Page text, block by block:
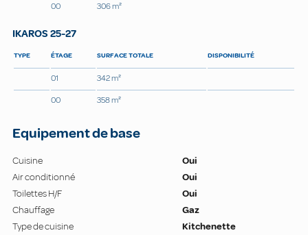
00
306 m²
IKAROS 25-27
TYPE ÉTAGE SURFACE TOTALE DISPONIBILITÉ
01
342 m²
00
358 m²
Equipement de base
Cuisine
Oui
Air conditionné
Oui
Toilettes H/F
Oui
Chauffage
Gaz
Type de cuisine
Kitchenette